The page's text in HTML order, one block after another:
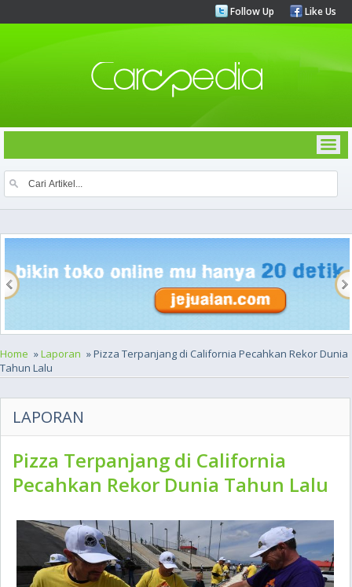
Follow Up Like Us
Home »Laporan » Pizza Terpanjang di California Pecahkan Rekor Dunia
Tahun Lalu
LAPORAN
Pizza Terpanjang di California
Pecahkan Rekor Dunia Tahun Lalu